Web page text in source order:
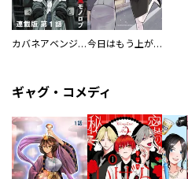
カバネアベンジ 連載版 今日はもう上がります
ギャグ・コメディ